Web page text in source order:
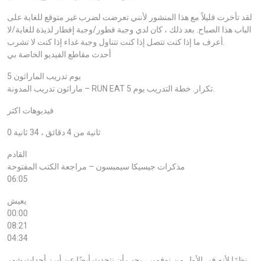
لقد تأخرت قليلاً مع هذا المنشور لأنني تعرضت لضرب غير متوقع للغاية على
الباب هذا الصباح. بعد ذلك ، كان لدي وجبة فطور/وجبة إفطار لذيذة للغاية/لا
أحدث مقاطع الفيديو الخاصة بي
يوم تدريب الماراثون 5
فيديوهات اكثر
0 ثانية من 4 دقائق ، 34 ثانية
القادم
مذكرات جيسيكا سيمبسون – مراجعة الكتب المفتوحة
06:05
يعيش
00:00
08:21
04:34